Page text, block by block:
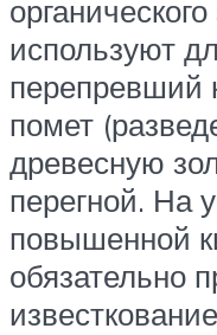
используют
перепревший
помет
древесную
перегной. На
повышенной
обязательно